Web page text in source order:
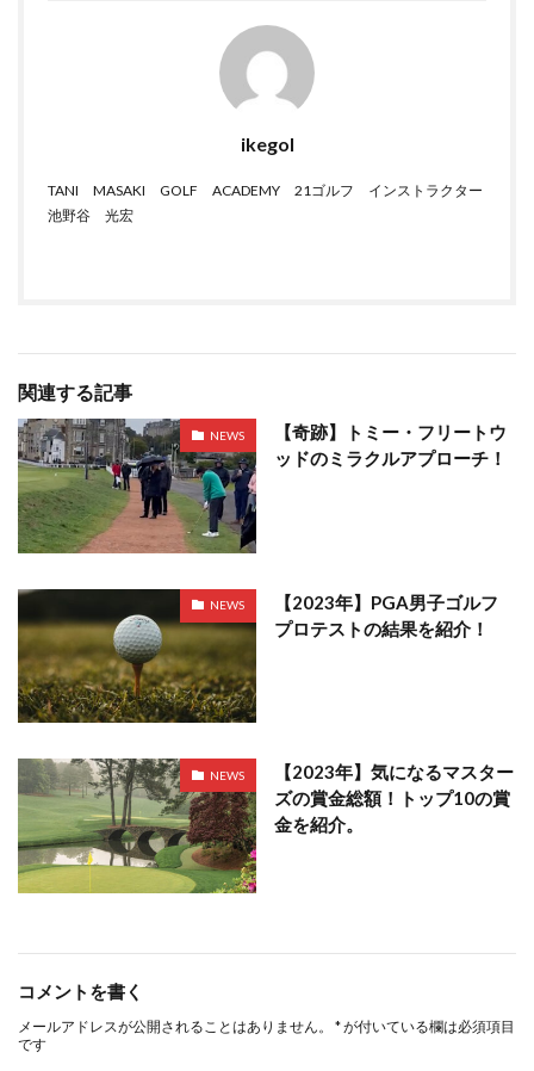
ikegol
TANI MASAKI GOLF ACADEMY 21ゴルフ インストラクター
池野谷 光宏
関連する記事
NEWS
【奇跡】トミー・フリートウ
ッドのミラクルアプローチ！
NEWS
【2023年】PGA男子ゴルフ
プロテストの結果を紹介！
NEWS
【2023年】気になるマスター
ズの賞金総額！トップ10の賞
金を紹介。
コメントを書く
メールアドレスが公開されることはありません。 *が付いている欄は必須項目
です